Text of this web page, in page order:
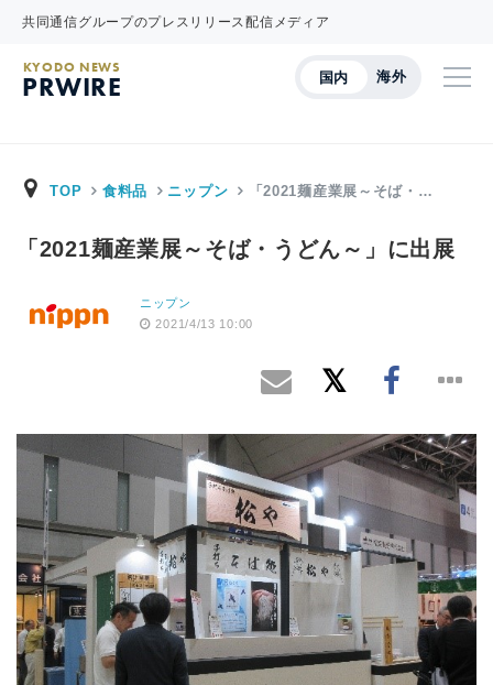
共同通信グループのプレスリリース配信メディア
国内 海外
KYODO NEWS
PRWIRE
TOP 食料品 ニップン 「2021麺産業展～そば・…
「2021麺産業展～そば・うどん～」に出展
ニップン
2021/4/13 10:00